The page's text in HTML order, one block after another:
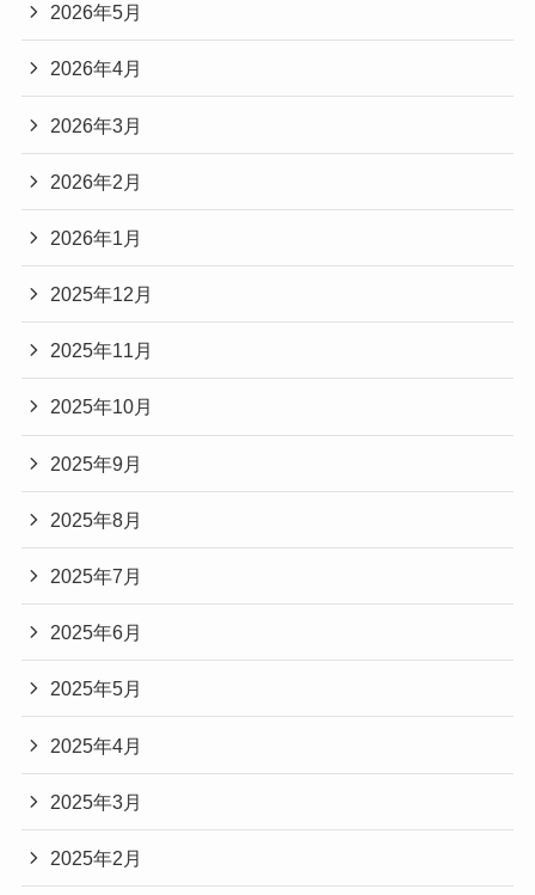
2026年5月
2026年4月
2026年3月
2026年2月
2026年1月
2025年12月
2025年11月
2025年10月
2025年9月
2025年8月
2025年7月
2025年6月
2025年5月
2025年4月
2025年3月
2025年2月